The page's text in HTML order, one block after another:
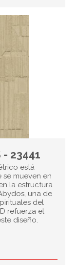
- 23441
está
mueven en
la estructura
una de
del
refuerza el
diseño.